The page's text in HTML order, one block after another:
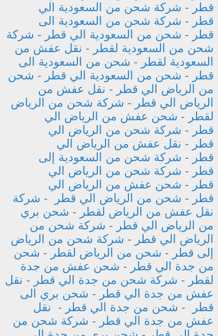
قطر - شركة شحن من السعودية الي
قطر - شركة شحن من السعودية الى
قطر - شحن من السعودية الي قطر - شركة
شحن من السعودية لقطر - نقل عفش من
السعودية لقطر - شحن من السعودية الى
قطر - شحن من السعودية الي قطر - شحن
من الرياض الي قطر - نقل عفش من
الرياض الي قطر - شركة شحن من الرياض
لقطر - شحن عفش من الرياض الي
قطر - شركة شحن من الرياض الي
قطر - نقل عفش من الرياض الي
قطر - شركة شحن من السعودية إلى
قطر - شركة شحن من الرياض الي
قطر - شحن عفش من الرياض الي
قطر - شحن من الرياض الي قطر - شركة
نقل عفش من الرياض لقطر - شحن بري
من الرياض الي قطر - شركة شحن من
الرياض الي قطر - شركة شحن من الرياض
إلى قطر - شحن من الرياض لقطر - شحن
من جدة الي قطر - شحن عفش من جدة
لقطر - شركة شحن من جدة الي قطر - نقل
عفش من جدة الي قطر - شحن بري الى
قطر
- شحن من جدة الي قطر - نقل
عفش من جدة الي قطر - شركة شحن من